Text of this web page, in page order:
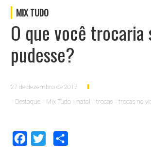
MIX TUDO
O que você trocaria
pudesse?
27 de dezembro de 2017
Destaque
Mix Tudo natal trocas trocas na
Facebook Twitter